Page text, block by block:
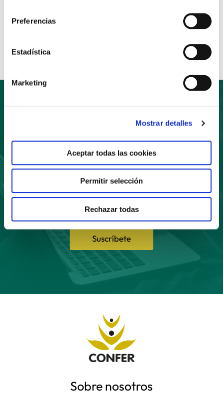
Preferencias
Estadística
Marketing
Mostrar detalles
Aceptar todas las cookies
Permitir selección
Rechazar todas
Siguiente
Suscríbete
Suscríbete
a nuestro boletín
Sobre nosotros